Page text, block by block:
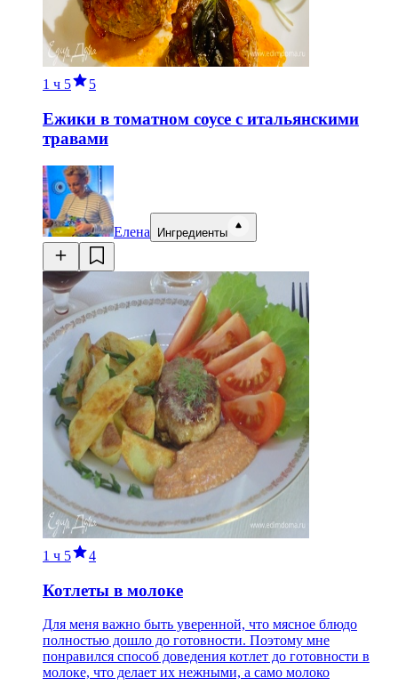
1 ч 5 5
Ежики в томатном соусе с итальянскими
травами
Елена Ингредиенты
1 ч 5 4
Котлеты в молоке
Для меня важно быть уверенной, что мясное блюдо
полностью дошло до готовности. Поэтому мне
понравился способ доведения котлет до готовности в
молоке, что делает их нежными, а само молоко